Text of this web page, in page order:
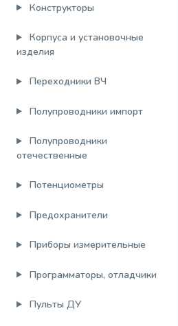
Конструкторы
Корпуса и установочные
изделия
Переходники ВЧ
Полупроводники импорт
Полупроводники
отечественные
Потенциометры
Предохранители
Приборы измерительные
Программаторы, отладчики
Пульты ДУ